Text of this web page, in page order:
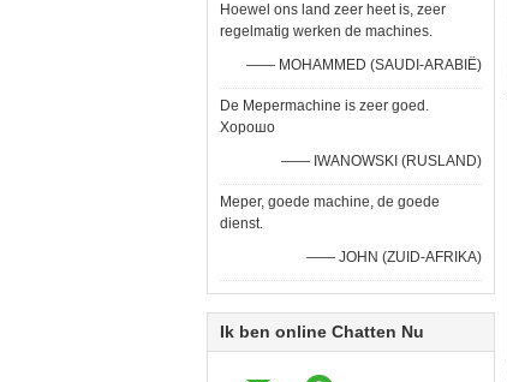
Hoewel ons land zeer heet is, zeer
regelmatig werken de machines.
—— MOHAMMED (SAUDI-ARABIË)
De Mepermachine is zeer goed.
Хорошо
—— IWANOWSKI (RUSLAND)
Meper, goede machine, de goede
dienst.
—— JOHN (ZUID-AFRIKA)
Ik ben online Chatten Nu